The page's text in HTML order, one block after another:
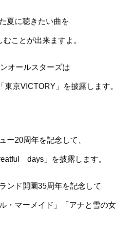
夏に聴きたい曲を
ことが出来ますよ。
オールスターズは
京VICTORY」を披露します。
ー20周年を記念して、
days」を披露します。
ンド開園35周年を記念して
・マーメイド」「アナと雪の女